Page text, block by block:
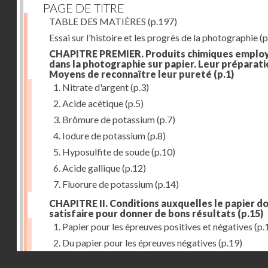
PAGE DE TITRE
TABLE DES MATIÈRES (p.197)
Essai sur l'histoire et les progrès de la photographie
CHAPITRE PREMIER. Produits chimiques
dans la photographie sur papier. Leur
Moyens de reconnaître leur pureté (p.1)
1. Nitrate d'argent(p.3)
2. Acide acétique(p.5)
3. Brômure de potassium(p.7)
4. Iodure de potassium(p.8)
5. Hyposulfite de soude(p.10)
6. Acide gallique(p.12)
7. Fluorure de potassium(p.14)
CHAPITRE II. Conditions auxquelles le papier
satisfaire pour donner de bons résultats (p.15)
1. Papier pour les épreuves positives et négatives
2. Du papier pour les épreuves négatives (p.19)